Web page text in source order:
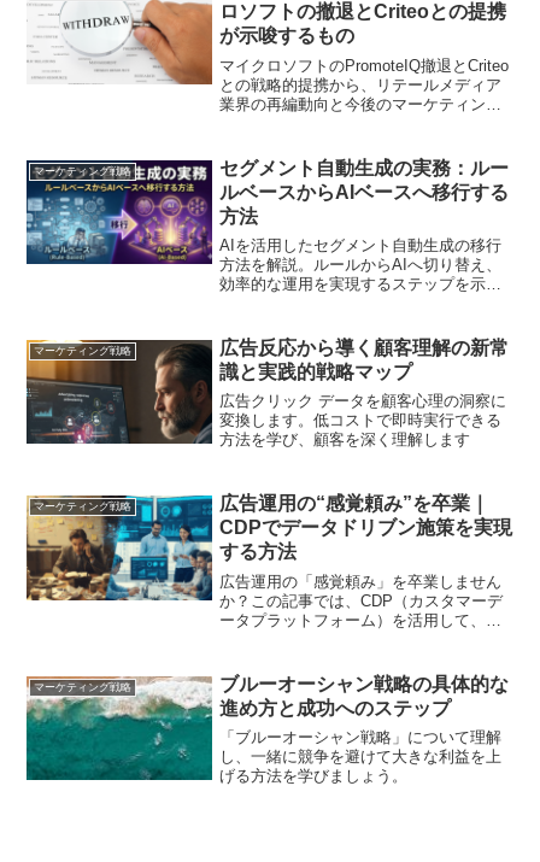
ロソフトの撤退とCriteoとの提携
が示唆するもの
マイクロソフトのPromoteIQ撤退とCriteo
との戦略的提携から、リテールメディア
業界の再編動向と今後のマーケティング
マーケティング戦略
セグメント自動生成の実務：ルー
ルベースからAIベースへ移行する
方法
AIを活用したセグメント自動生成の移行
方法を解説。ルールからAIへ切り替え、
効率的な運用を実現するステップを示し
マーケティング戦略
広告反応から導く顧客理解の新常
識と実践的戦略マップ
広告クリック データを顧客心理の洞察に
変換します。低コストで即時実行できる
方法を学び、顧客を深く理解します
マーケティング戦略
広告運用の“感覚頼み”を卒業｜
CDPでデータドリブン施策を実現
する方法
広告運用の「感覚頼み」を卒業しません
か？この記事では、CDP（カスタマーデ
ータプラットフォーム）を活用して、散
な方法を解説します。ターゲティング精
度や費用対効果を改善したいマーケティ
ング担当者様におすすめです
マーケティング戦略
ブルーオーシャン戦略の具体的な
進め方と成功へのステップ
「ブルーオーシャン戦略」について理解
し、一緒に競争を避けて大きな利益を上
げる方法を学びましょう。